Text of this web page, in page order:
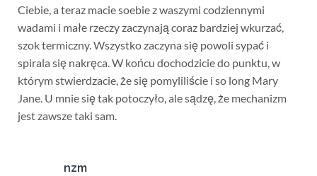
Ciebie, a teraz macie soebie z waszymi codziennymi
wadami i małe rzeczy zaczynają coraz bardziej wkurzać,
szok termiczny. Wszystko zaczyna się powoli sypać i
spirala się nakręca. W końcu dochodzicie do punktu, w
którym stwierdzacie, że się pomyliliście i so long Mary
Jane. U mnie się tak potoczyło, ale sądzę, że mechanizm
jest zawsze taki sam.
nzm